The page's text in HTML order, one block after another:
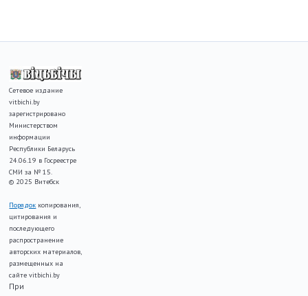
Сетевое издание
vitbichi.by
зарегистрировано
Министерством
информации
Республики Беларусь
24.06.19 в Госреестре
СМИ за № 15.
© 2025 Витебск
Порядок копирования,
цитирования и
последующего
распространение
авторских материалов,
размещенных на
сайте vitbichi.by
При